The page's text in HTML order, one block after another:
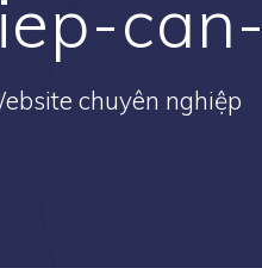
chuyên nghiệp